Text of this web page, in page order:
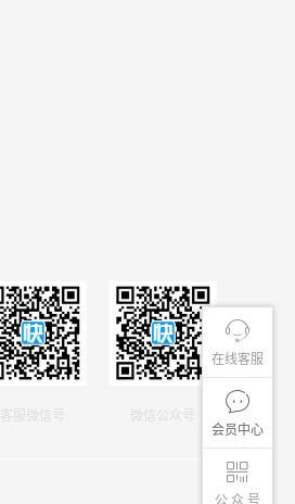
在线客服
会员中心
公 众 号
客服微信号